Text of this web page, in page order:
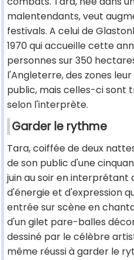
malentendants, veut
festivals. A celui de
1970 qui accueille cette
personnes sur 350
l'Angleterre, des zones
public, mais celles-ci sont
selon l'interprète.
Garder le rythme
Tara, coiffée de deux
de son public d'une
juin au soir en interprétant
d'énergie et d'expression
entrée sur scène en
d'un gilet pare-balles
dessiné par le célèbre
même réussi à garder le